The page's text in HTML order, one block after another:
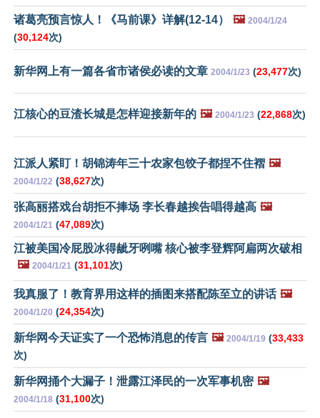
诸葛亮预言惊人！《马前课》详解(12-14） 🖼️ 2004/1/24
(30,124次)
新华网上有一篇各省市诸侯必读的文章 2004/1/23 (23,477次)
江核心的豆渣长城是怎样迎接新年的 🖼️ 2004/1/23 (22,868次)
江派人紧盯！胡锦涛年三十农家包饺子都捏不住褶 🖼️
2004/1/22 (38,627次)
张高丽搭戏台胡拒不捧场 李长春越挨告唱得越高 🖼️
2004/1/21 (47,089次)
江被美国冷屁股冰得龇牙咧嘴 核心被李登辉阿扁两次破相
🖼️ 2004/1/21 (31,101次)
我真服了！教育界用这样的插图来搭配陈至立的讲话 🖼️
2004/1/20 (24,354次)
新华网今天证实了一个恐怖消息的传言 🖼️ 2004/1/19 (33,433
次)
新华网捅个大漏子！泄露江泽民的一次军事机密 🖼️
2004/1/18 (31,100次)